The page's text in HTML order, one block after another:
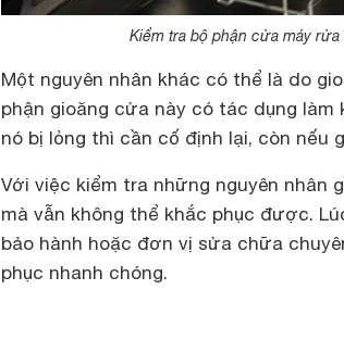
Kiểm tra bộ phận cửa máy
Một nguyên nhân khác có thể là do
phận gioăng cửa này có tác dụng
nó bị lỏng thì cần cố định lại, còn nếu
Với việc kiểm tra những nguyên nhân
mà vẫn không thể khắc phục được.
bảo hành hoặc đơn vị sửa chữa
phục nhanh chóng.